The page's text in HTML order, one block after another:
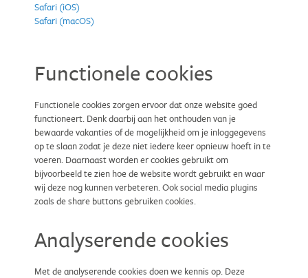
Safari (iOS)
Safari (macOS)
Functionele cookies
Functionele cookies zorgen ervoor dat onze website goed
functioneert. Denk daarbij aan het onthouden van je
bewaarde vakanties of de mogelijkheid om je inloggegevens
op te slaan zodat je deze niet iedere keer opnieuw hoeft in te
voeren. Daarnaast worden er cookies gebruikt om
bijvoorbeeld te zien hoe de website wordt gebruikt en waar
wij deze nog kunnen verbeteren. Ook social media plugins
zoals de share buttons gebruiken cookies.
Analyserende cookies
Met de analyserende cookies doen we kennis op. Deze